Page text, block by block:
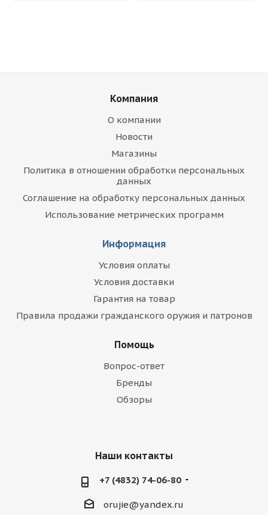
Компания
О компании
Новости
Магазины
Политика в отношении обработки персональных
данных
Соглашение на обработку персональных данных
Использование метрических программ
Информация
Условия оплаты
Условия доставки
Гарантия на товар
Правила продажи гражданского оружия и патронов
Помощь
Вопрос-ответ
Бренды
Обзоры
Наши контакты
+7 (4832) 74-06-80
orujie@yandex.ru